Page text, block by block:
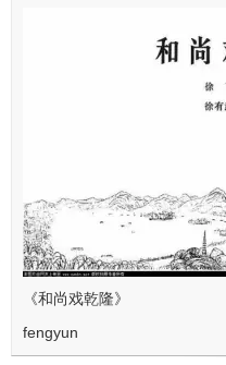
《和尚戏乾隆》
fengyun